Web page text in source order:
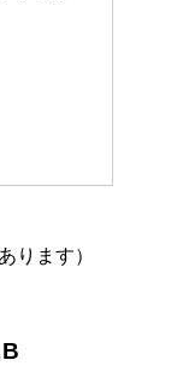
ります）